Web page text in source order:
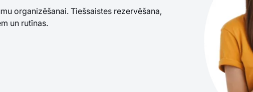
organizēšanai. Tiešsaistes rezervēšana,
un rutīnas.